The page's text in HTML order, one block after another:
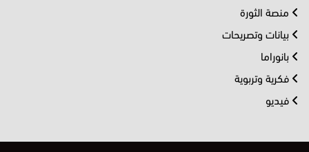
منصة الثورة
بيانات وتصريحات
بانوراما
فكرية وتربوية
فيديو